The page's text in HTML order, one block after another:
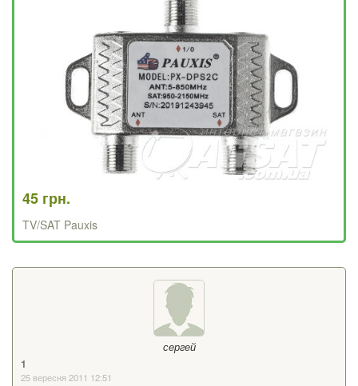
45 грн.
TV/SAT Pauxis
сергей
1
25 вересня 2011 12:51